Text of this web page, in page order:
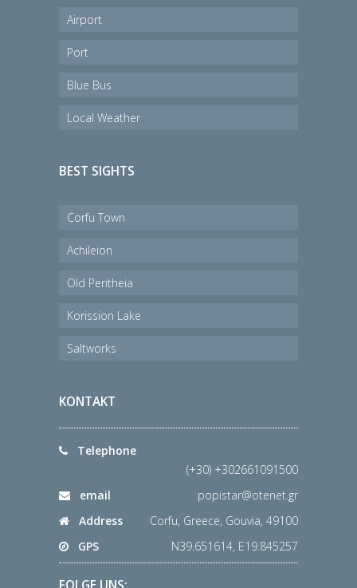
Airport
Port
Blue Bus
Local Weather
BEST SIGHTS
Corfu Town
Achileion
Old Peritheia
Korission Lake
Saltworks
KONTAKT
Telephone
(+30) +302661091500
email
popistar@otenet.gr
Address
Corfu, Greece, Gouvia, 49100
GPS
N39.651614, E19.845257